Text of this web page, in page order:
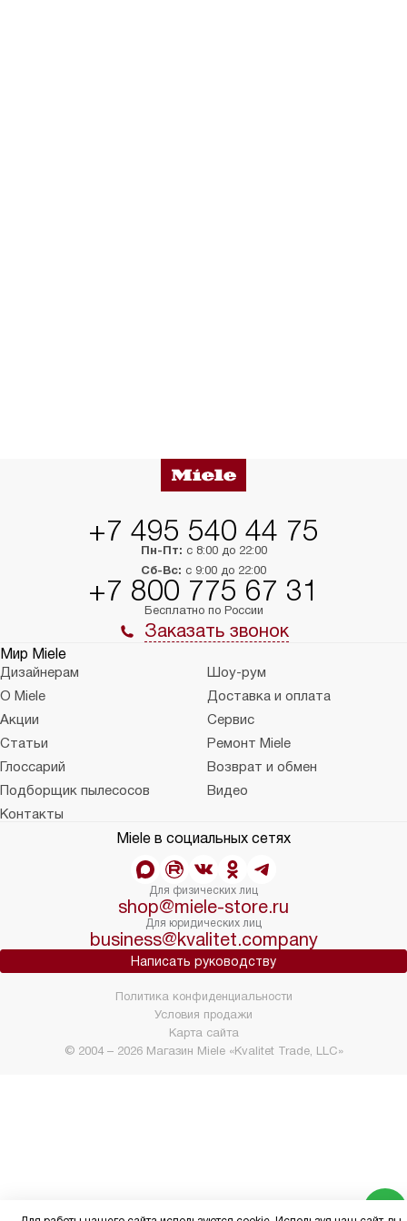
+7 495 540 44 75
Пн-Пт: с 8:00 до 22:00
Сб-Вс: с 9:00 до 22:00
+7 800 775 67 31
Бесплатно по России
Заказать звонок
Мир Miele
Дизайнерам
Шоу-рум
О Miele
Доставка и оплата
Акции
Сервис
Статьи
Ремонт Miele
Глоссарий
Возврат и обмен
Подборщик пылесосов
Видео
Контакты
Miele в социальных сетях
Для физических лиц
shop@miele-store.ru
Для юридических лиц
business@kvalitet.company
Написать руководству
© 2004 – 2026 Магазин Miele «Kvalitet Trade, LLC»
Политика конфиденциальности
Условия продажи
Карта сайта